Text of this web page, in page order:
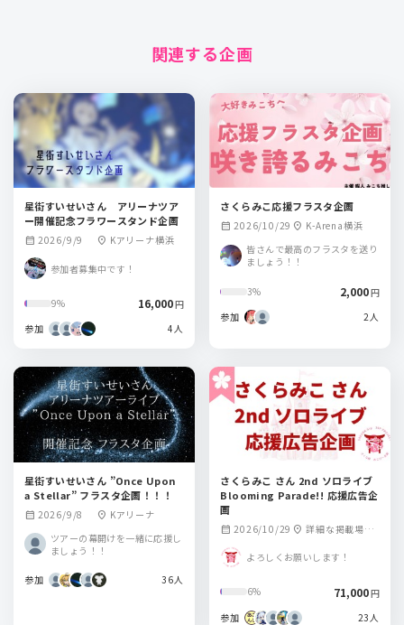
関連する企画
星街すいせいさん アリーナツア
ー開催記念フラワースタンド企画
calendar_month 2026/9/9 location_on Kアリーナ横浜
参加者募集中です！
9% 16,000円
参加
4人
さくらみこ応援フラスタ企画
calendar_month 2026/10/29 location_on K-Arena横浜
皆さんで最高のフラスタを送り
ましょう！！
3% 2,000円
参加
2人
星街すいせいさん ”Once Upon
a Stellar” フラスタ企画！！！
calendar_month 2026/9/8 location_on Kアリーナ
ツアーの幕開けを一緒に応援し
ましょう！！
参加 36人
さくらみこ さん 2nd ソロライブ
Blooming Parade!! 応援広告企
画
calendar_month 2026/10/29 location_on 詳細な掲載場所
ます
よろしくお願いします！
6% 71,000円
参加
23人